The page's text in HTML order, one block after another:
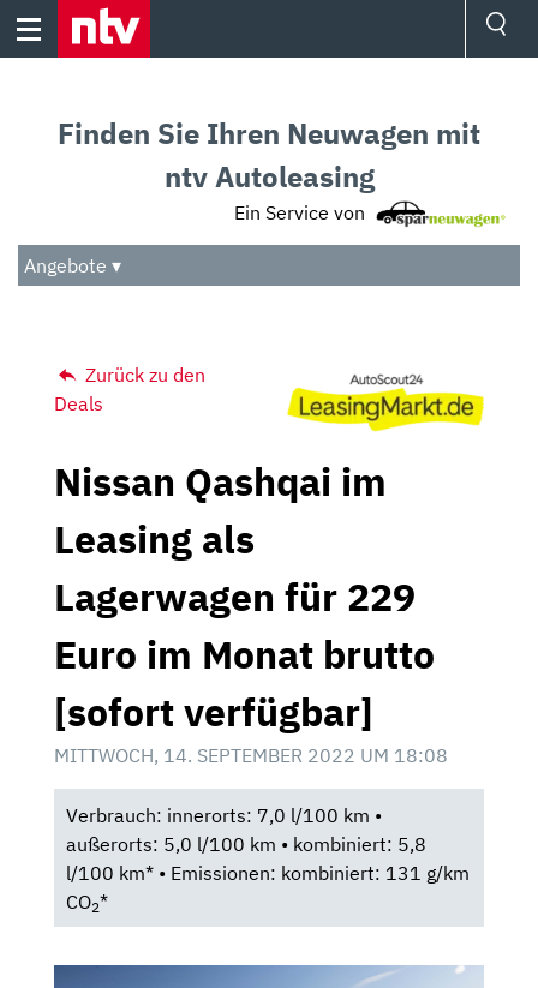
Skip
Audio
Das Beste
Finden Sie Ihren Neuwagen mit
ntv Autoleasing
Ein Service von
Angebote ▾
Zurück zu den
Deals
Nissan Qashqai im
Leasing als
Lagerwagen für 229
Euro im Monat brutto
[sofort verfügbar]
MITTWOCH, 14. SEPTEMBER 2022 UM 18:08
Verbrauch: innerorts: 7,0 l/100 km •
außerorts: 5,0 l/100 km • kombiniert: 5,8
l/100 km* • Emissionen: kombiniert: 131 g/km
CO2*